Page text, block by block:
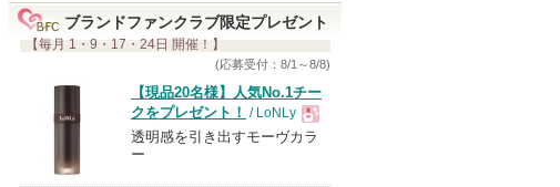
ブランドファンクラブ限定プレゼント
【毎月 1・9・17・24日 開催！】
(応募受付：8/1～8/8)
【現品20名様】人気No.1チー
クをプレゼント！ / LoNLy
現
透明感を引き出すモーヴカラ
ー